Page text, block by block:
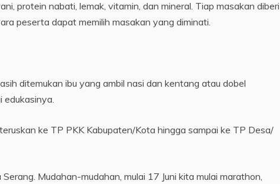
protein nabati, lemak, vitamin, dan mineral. Tiap masakan diberi
peserta dapat memilih masakan yang diminati.
ditemukan ibu yang ambil nasi dan kentang atau dobel
edukasinya.
ke TP PKK Kabupaten/Kota hingga sampai ke TP Desa/
Mudahan-mudahan, mulai 17 Juni kita mulai marathon,